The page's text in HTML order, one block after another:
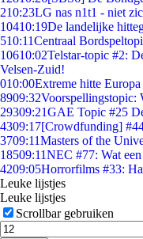
210:23LG nas n1t1 - niet
10410:19De landelijke
510:11Centraal
10610:02Telstar-topic #2:
Velsen-Zuid!
010:00Extreme hitte
8909:32Voorspellingstopic:
29309:21GAE Topic #25
4309:17[Crowdfunding]
3709:11Masters of the
18509:11NEC #77: Wat
4209:05Horrorfilms #33:
Leuke lijstjes
Leuke lijstjes
Scrollbar gebruiken